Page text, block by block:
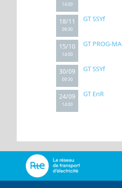
14:00
18/11
09:30
GT SSYf
15/10
14:00
GT PROG-MA
30/09
09:30
GT SSYf
24/09
14:00
GT EnR